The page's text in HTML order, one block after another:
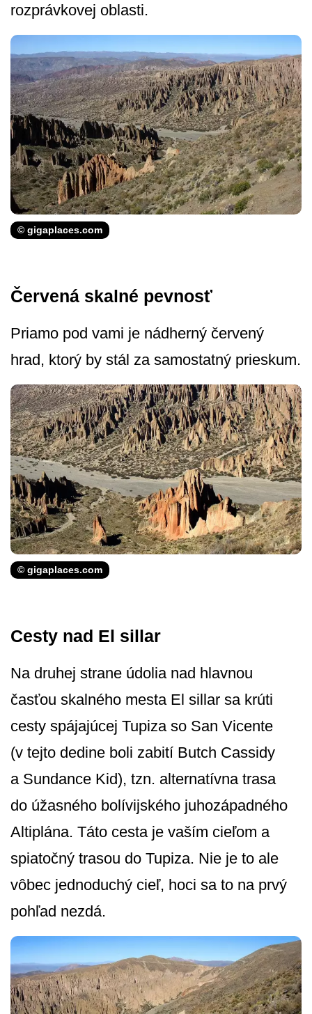
rozprávkovej oblasti.
© gigaplaces.com
Červená skalné pevnosť
Priamo pod vami je nádherný červený
hrad, ktorý by stál za samostatný prieskum.
© gigaplaces.com
Cesty nad El sillar
Na druhej strane údolia nad hlavnou
časťou skalného mesta El sillar sa krúti
cesty spájajúcej Tupiza so San Vicente
(v tejto dedine boli zabití Butch Cassidy
a Sundance Kid), tzn. alternatívna trasa
do úžasného bolívijského juhozápadného
Altiplána. Táto cesta je vaším cieľom a
spiatočný trasou do Tupiza. Nie je to ale
vôbec jednoduchý cieľ, hoci sa to na prvý
pohľad nezdá.